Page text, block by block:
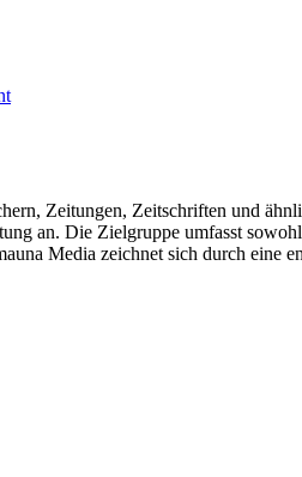
Zeitungen, Zeitschriften und
an. Die Zielgruppe umfasst
Media zeichnet sich durch eine